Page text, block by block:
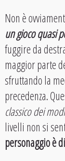
Non è
un gioco quasi
fuggire da
maggior parte
sfruttando la
precedenza.
classico dei
livelli non si
personaggio è